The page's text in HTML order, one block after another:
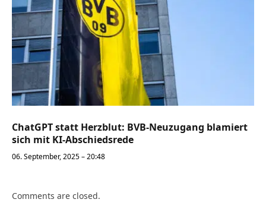
ChatGPT statt Herzblut: BVB-Neuzugang blamiert
sich mit KI-Abschiedsrede
06. September, 2025 – 20:48
Comments are closed.